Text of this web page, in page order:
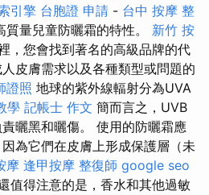
引擎 台胞證 申請 - 台中 按摩 整
量兒童防曬霜的特性。 新竹 按
，您會找到著名的高級品牌的代
皮膚需求以及各種類型或問題的
證照 地球的紫外線輻射分為UVA
學 記帳士 作文 簡而言之，UVB
曬黑和曬傷。 使用的防曬霜應
為它們在皮膚上形成保護層（未
摩 逢甲按摩 整復師 google seo
值得注意的是，香水和其他過敏